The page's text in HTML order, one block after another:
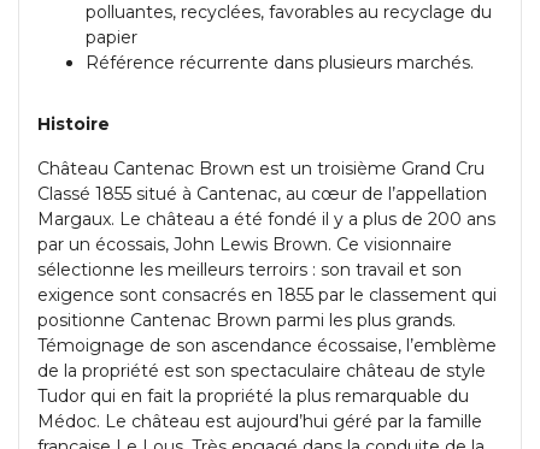
polluantes, recyclées, favorables au recyclage du
papier
Référence récurrente dans plusieurs marchés.
Histoire
Château Cantenac Brown est un troisième Grand Cru
Classé 1855 situé à Cantenac, au cœur de l’appellation
Margaux. Le château a été fondé il y a plus de 200 ans
par un écossais, John Lewis Brown. Ce visionnaire
sélectionne les meilleurs terroirs : son travail et son
exigence sont consacrés en 1855 par le classement qui
positionne Cantenac Brown parmi les plus grands.
Témoignage de son ascendance écossaise, l’emblème
de la propriété est son spectaculaire château de style
Tudor qui en fait la propriété la plus remarquable du
Médoc. Le château est aujourd’hui géré par la famille